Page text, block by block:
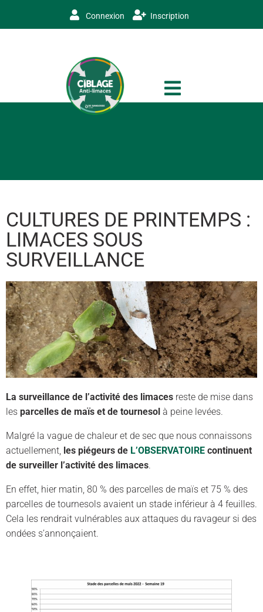
Connexion Inscription
CULTURES DE PRINTEMPS :
LIMACES SOUS
SURVEILLANCE
La surveillance de l’activité des limaces reste de mise dans
les parcelles de maïs et de tournesol à peine levées.
Malgré la vague de chaleur et de sec que nous connaissons
actuellement, les piégeurs de L’OBSERVATOIRE continuent
de surveiller l’activité des limaces.
En effet, hier matin, 80 % des parcelles de maïs et 75 % des
parcelles de tournesols avaient un stade inférieur à 4 feuilles.
Cela les rendrait vulnérables aux attaques du ravageur si des
ondées s’annonçaient.